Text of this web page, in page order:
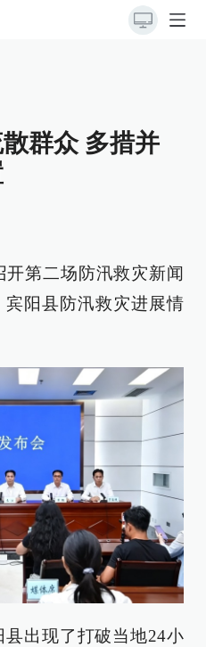
群众 多措并
第二场防汛救灾新闻
阳县防汛救灾进展情
出现了打破当地24小